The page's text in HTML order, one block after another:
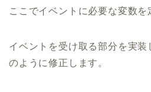
ここでイベントに必要な変数を
イベントを受け取る部分を実
のように修正します。